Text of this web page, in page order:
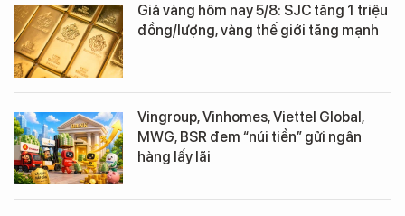
Giá vàng hôm nay 5/8: SJC tăng 1 triệu
đồng/lượng, vàng thế giới tăng mạnh
Vingroup, Vinhomes, Viettel Global,
MWG, BSR đem “núi tiền” gửi ngân
hàng lấy lãi